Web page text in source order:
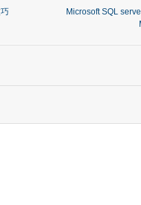
Microsoft SQL